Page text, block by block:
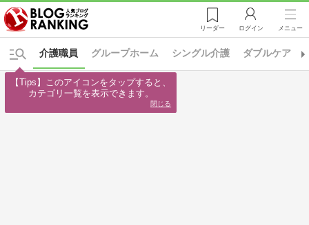
リーダー ログイン メニュー
グループホーム シングル介護 ダブルケア
介護職員
【Tips】このアイコンをタップすると、
カテゴリ一覧を表示できます。
閉じる